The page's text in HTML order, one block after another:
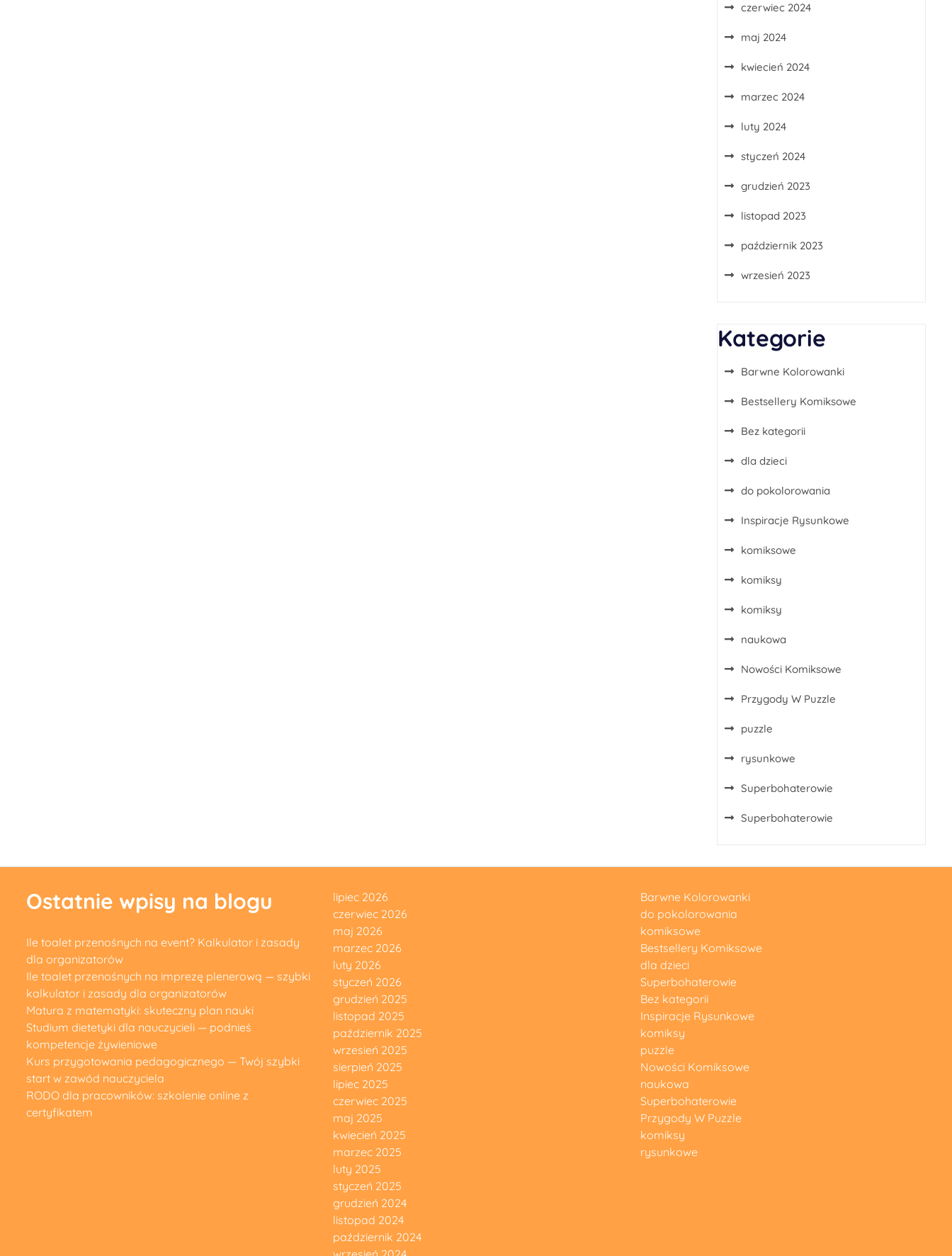
czerwiec 2024
maj 2024
kwiecień 2024
marzec 2024
luty 2024
styczeń 2024
grudzień 2023
listopad 2023
październik 2023
wrzesień 2023
Kategorie
Barwne Kolorowanki
Bestsellery Komiksowe
Bez kategorii
dla dzieci
do pokolorowania
Inspiracje Rysunkowe
komiksowe
komiksy
komiksy
naukowa
Nowości Komiksowe
Przygody W Puzzle
puzzle
rysunkowe
Superbohaterowie
Superbohaterowie
Ostatnie wpisy na blogu
Ile toalet przenośnych na event? Kalkulator i zasady
dla organizatorów
Ile toalet przenośnych na imprezę plenerową — szybki
kalkulator i zasady dla organizatorów
Matura z matematyki: skuteczny plan nauki
Studium dietetyki dla nauczycieli — podnieś
kompetencje żywieniowe
Kurs przygotowania pedagogicznego — Twój szybki
start w zawód nauczyciela
RODO dla pracowników: szkolenie online z
certyfikatem
lipiec 2026
czerwiec 2026
maj 2026
marzec 2026
luty 2026
styczeń 2026
grudzień 2025
listopad 2025
październik 2025
wrzesień 2025
sierpień 2025
lipiec 2025
czerwiec 2025
maj 2025
kwiecień 2025
marzec 2025
luty 2025
styczeń 2025
grudzień 2024
listopad 2024
październik 2024
Barwne Kolorowanki
do pokolorowania
komiksowe
Bestsellery Komiksowe
dla dzieci
Superbohaterowie
Bez kategorii
Inspiracje Rysunkowe
komiksy
puzzle
Nowości Komiksowe
naukowa
Superbohaterowie
Przygody W Puzzle
komiksy
rysunkowe